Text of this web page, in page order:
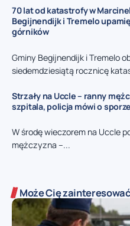
70 lat od katastrofy w
Begijnendijk i Tremelo
górników
Gminy Begijnendijk i Tremelo
siedemdziesiątą rocznicę
Strzały na Uccle – ranny
szpitala, policja mówi o
W środę wieczorem na Uccle
mężczyzna –...
Może Cię zainteresować